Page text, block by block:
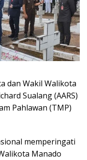
dan Wakil Walikota
Sualang (AARS)
Pahlawan (TMP)
memperingati
Manado